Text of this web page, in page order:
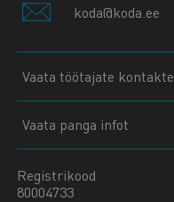
koda@koda.ee
Vaata töötajate kontakte
Vaata panga infot
Registrikood
80004733